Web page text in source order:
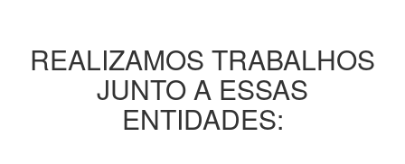
REALIZAMOS TRABALHOS
JUNTO A ESSAS
ENTIDADES: